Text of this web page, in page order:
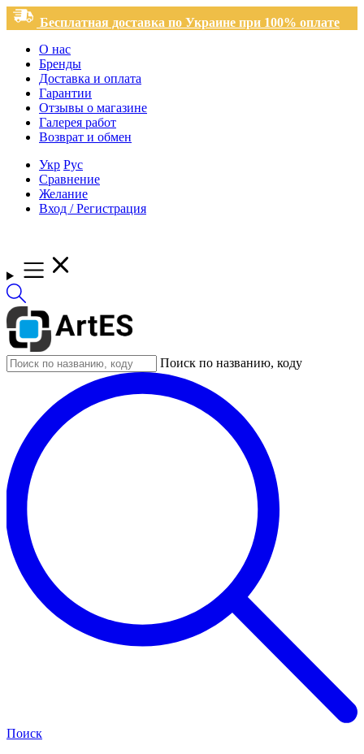
Бесплатная доставка по Украине при 100% оплате
О нас
Бренды
Доставка и оплата
Гарантии
Отзывы о магазине
Галерея работ
Возврат и обмен
Укр Рус
Сравнение
Желание
Вход / Регистрация
Поиск по названию, коду
Поиск